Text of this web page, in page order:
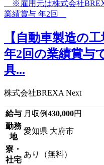
【自動車製造の
年2回の業績賞与
具...
株式会社BREXA Next
給与 月収例430,000円
勤務
地
愛知県 大府市
寮・
社宅
あり（無料）